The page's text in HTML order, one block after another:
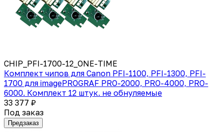
CHIP_PFI-1700-12_ONE-TIME
Комплект чипов для Canon PFI-1100, PFI-1300, PFI-
1700 для imagePROGRAF PRO-2000, PRO-4000, PRO-
6000. Комплект 12 штук. не обнуляемые
33 377 ₽
Под заказ
Предзаказ